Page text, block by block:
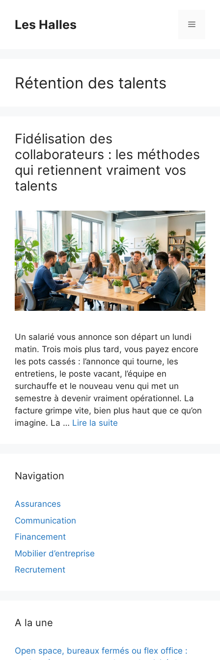
contenuLes Halles Menu
Rétention des talents
Fidélisation des
collaborateurs : les méthodes
qui retiennent vraiment vos
talents
Un salarié vous annonce son départ un lundi
matin. Trois mois plus tard, vous payez encore
les pots cassés : l’annonce qui tourne, les
entretiens, le poste vacant, l’équipe en
surchauffe et le nouveau venu qui met un
semestre à devenir vraiment opérationnel. La
facture grimpe vite, bien plus haut que ce qu’on
imagine. La … Lire la suite
Navigation
Assurances
Communication
Financement
Mobilier d’entreprise
Recrutement
A la une
Open space, bureaux fermés ou flex office :